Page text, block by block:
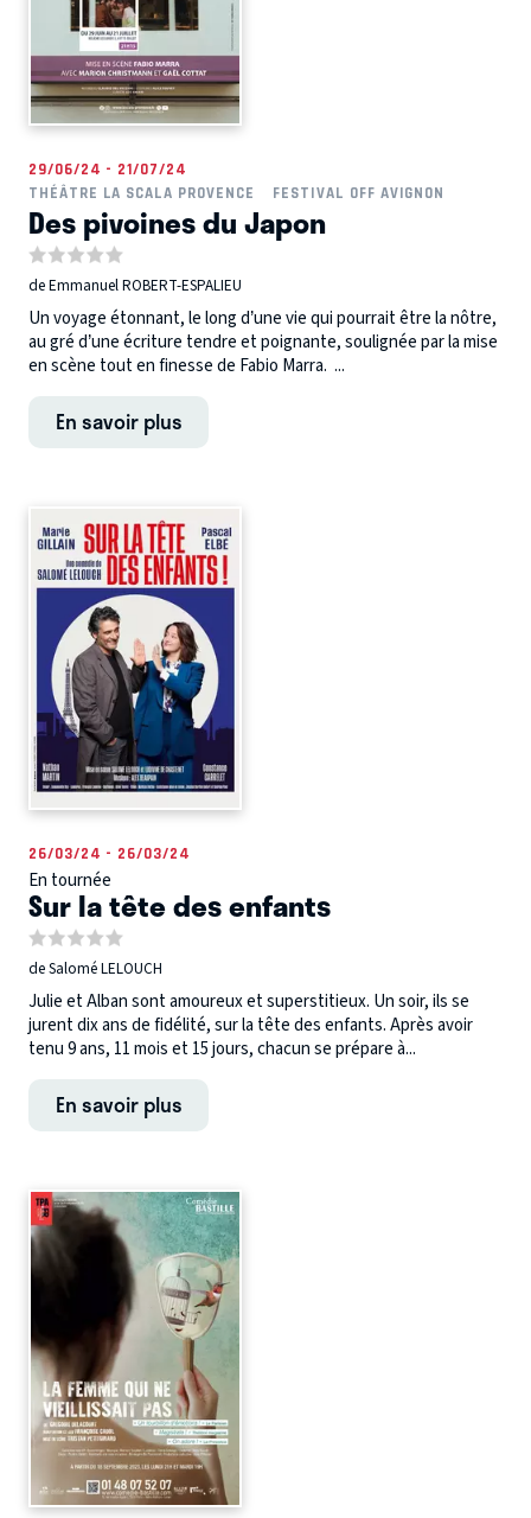
29/06/24 - 21/07/24
THÉÂTRE LA SCALA PROVENCE
FESTIVAL OFF AVIGNON
Des pivoines du Japon
de Emmanuel ROBERT-ESPALIEU
Un voyage étonnant, le long d’une vie qui pourrait être la nôtre,
au gré d’une écriture tendre et poignante, soulignée par la mise
en scène tout en finesse de Fabio Marra. ...
En savoir plus
26/03/24 - 26/03/24
En tournée
Sur la tête des enfants
de Salomé LELOUCH
Julie et Alban sont amoureux et superstitieux. Un soir, ils se
jurent dix ans de fidélité, sur la tête des enfants. Après avoir
tenu 9 ans, 11 mois et 15 jours, chacun se prépare à...
En savoir plus